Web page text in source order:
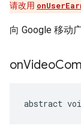
请改用
向 Google 移动
onVideo
abstract